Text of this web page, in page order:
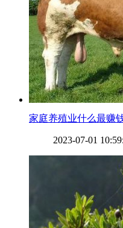
家庭养殖业什么最赚
2023-07-01